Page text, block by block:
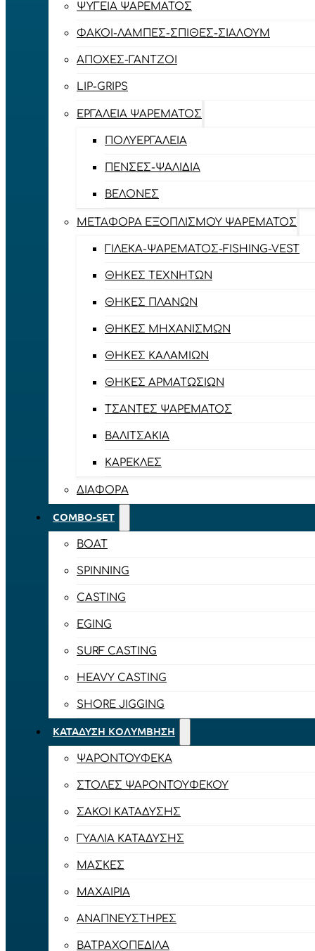
ΨΥΓΕΊΑ ΨΑΡΈΜΑΤΟΣ
ΦΑΚΟΊ-ΛΆΜΠΕΣ-ΣΠΊΘΕΣ-ΣΊΑΛΟΥΜ
ΑΠΌΧΕΣ-ΓΆΝΤΖΟΙ
LIP-GRIPS
EΡΓΑΛΕΊΑ ΨΑΡΈΜΑΤΟΣ
ΠΟΛΥΕΡΓΑΛΕΊΑ
ΠΈΝΣΕΣ-ΨΑΛΊΔΙΑ
ΒΕΛΌΝΕΣ
ΜΕΤΑΦΟΡΆ ΕΞΟΠΛΙΣΜΟΎ ΨΑΡΈΜΑΤΟΣ
ΓΙΛΈΚΑ-ΨΑΡΈΜΑΤΟΣ-FISHING-VEST
ΘΉΚΕΣ ΤΕΧΝΗΤΏΝ
ΘΉΚΕΣ ΠΛΆΝΩΝ
ΘΉΚΕΣ ΜΗΧΑΝΙΣΜΏΝ
ΘΉΚΕΣ ΚΑΛΑΜΙΏΝ
ΘΉΚΕΣ ΑΡΜΑΤΩΣΙΏΝ
ΤΣΆΝΤΕΣ ΨΑΡΈΜΑΤΟΣ
ΒΑΛΙΤΣΆΚΙΑ
ΚΑΡΈΚΛΕΣ
ΔΙΆΦΟΡΑ
COMBO-SET
BOAT
SPINNING
CASTING
EGING
SURF CASTING
HEAVY CASTING
SHORE JIGGING
ΚΑΤΆΔΥΣΗ ΚΟΛΎΜΒΗΣΗ
ΨΑΡΟΝΤΟΎΦΕΚΑ
ΣΤΟΛΈΣ ΨΑΡΟΝΤΟΎΦΕΚΟΥ
ΣΆΚΟΙ ΚΑΤΆΔΥΣΗΣ
ΓΥΑΛΙΆ ΚΑΤΆΔΥΣΗΣ
ΜΆΣΚΕΣ
ΜΑΧΑΊΡΙΑ
ΑΝΑΠΝΕΥΣΤΉΡΕΣ
ΒΑΤΡΑΧΟΠΈΔΙΛΑ